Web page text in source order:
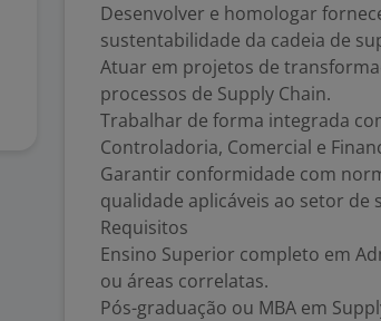
Desenvolver e homologar
sustentabilidade da cadeia de
Atuar em projetos de
processos de Supply Chain.
Trabalhar de forma integrada
Controladoria, Comercial e
Garantir conformidade com
qualidade aplicáveis ao setor de
Requisitos
Ensino Superior completo em
ou áreas correlatas.
Pós-graduação ou MBA em